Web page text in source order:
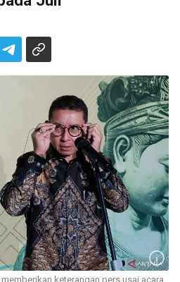
keterangan pers usai acara